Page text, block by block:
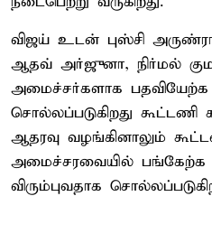
விஜய் உடன் புஸ்சி
ஆதவ் அர்ஜுனா, நிர்மல்
அமைச்சர்களாக
சொல்லப்படுகிறது கூட்டணி
ஆதரவு வழங்கினாலும்
அமைச்சரவையில்
விரும்புவதாக